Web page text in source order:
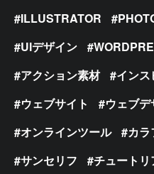
ILLUSTRATOR
UIデザイン
アクション素材
イン
ウェブサイト
ウェブ
オンラインツール
カ
サンセリフ
チュートリ